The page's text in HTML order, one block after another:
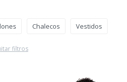
Chalecos Vestidos
filtros